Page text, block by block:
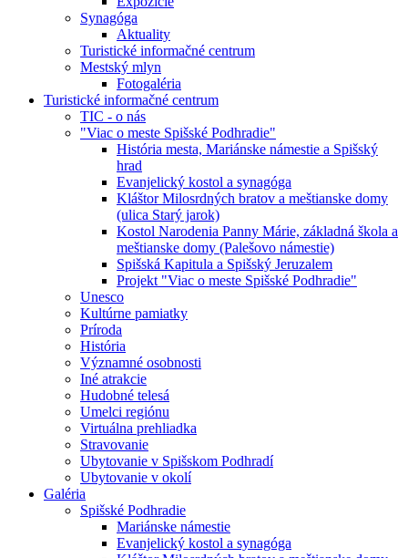
Synagóga
Aktuality
Turistické informačné centrum
Mestský mlyn
Fotogaléria
Turistické informačné centrum
TIC - o nás
"Viac o meste Spišské Podhradie"
História mesta, Mariánske námestie a Spišský
hrad
Evanjelický kostol a synagóga
Kláštor Milosrdných bratov a meštianske domy
(ulica Starý jarok)
Kostol Narodenia Panny Márie, základná škola a
meštianske domy (Palešovo námestie)
Spišská Kapitula a Spišský Jeruzalem
Projekt "Viac o meste Spišské Podhradie"
Unesco
Kultúrne pamiatky
Príroda
História
Významné osobnosti
Iné atrakcie
Hudobné telesá
Umelci regiónu
Virtuálna prehliadka
Stravovanie
Ubytovanie v Spišskom Podhradí
Ubytovanie v okolí
Galéria
Spišské Podhradie
Mariánske námestie
Evanjelický kostol a synagóga